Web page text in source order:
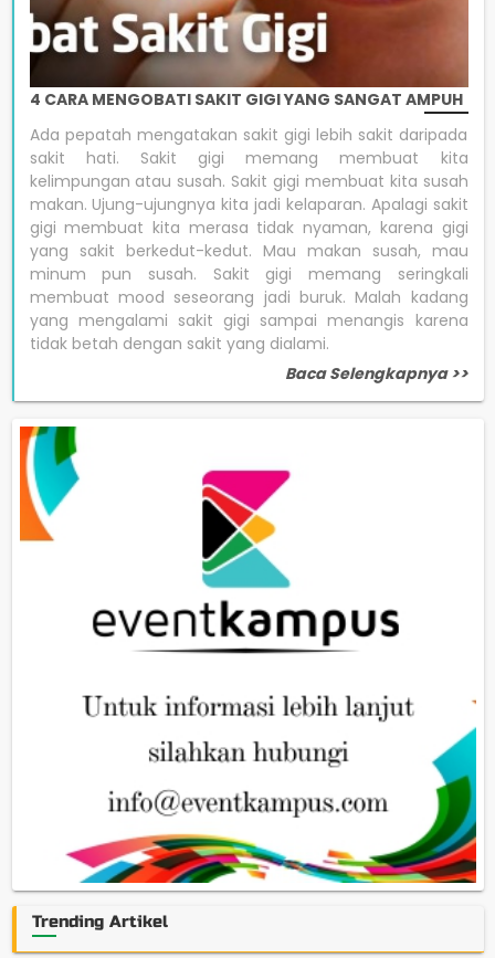
4 CARA MENGOBATI SAKIT GIGI YANG SANGAT AMPUH
Ada pepatah mengatakan sakit gigi lebih sakit daripada
sakit hati. Sakit gigi memang membuat kita
kelimpungan atau susah. Sakit gigi membuat kita susah
makan. Ujung-ujungnya kita jadi kelaparan. Apalagi sakit
gigi membuat kita merasa tidak nyaman, karena gigi
yang sakit berkedut-kedut. Mau makan susah, mau
minum pun susah. Sakit gigi memang seringkali
membuat mood seseorang jadi buruk. Malah kadang
yang mengalami sakit gigi sampai menangis karena
tidak betah dengan sakit yang dialami.
Baca Selengkapnya >>
Trending Artikel